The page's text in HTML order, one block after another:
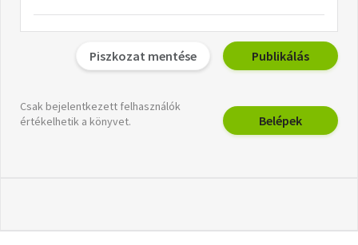
Piszkozat mentése Publikálás
Csak bejelentkezett felhasználók
értékelhetik a könyvet.
Belépek